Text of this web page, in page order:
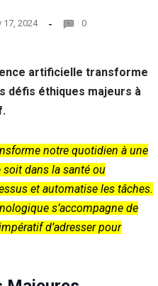
17, 2024 0
artificielle transforme
défis éthiques majeurs à
notre quotidien à une
dans la santé ou
et automatise les tâches.
s’accompagne de
d’adresser pour